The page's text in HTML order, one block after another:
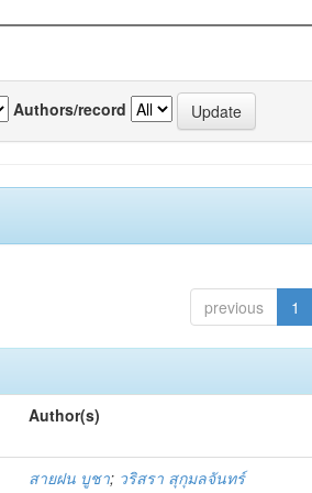
Authors/record
previous 1
Author(s)
สายฝน บูชา; วริสรา สุกุมลจันทร์